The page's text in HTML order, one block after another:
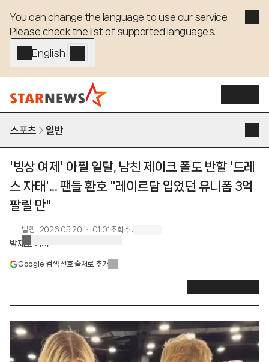
You can change the language to use our service.
Please check the list of supported languages.
English - EN
스포츠 일반
'빙상 여제' 아찔 일탈, 남친 제이크 폴도 반할 '드레
스 자태'... 팬들 환호 "레이르담 입었던 유니폼 3억
팔릴 만"
발행 : 2026.05.20 ・ 01:01 조회수:
박재호 기자
Google 검색 선호 출처로 추가